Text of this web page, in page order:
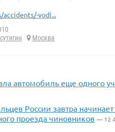
vodi...
сутягин
Москва
автомобиль еще одного
России завтра
проезда чиновников — 12